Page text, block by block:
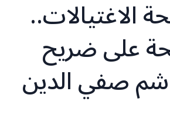
الاغتيالات..
على ضريح
صفي الدين